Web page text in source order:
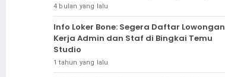
4 bulan yang lalu
Info Loker Bone: Segera Daftar Lowongan
Kerja Admin dan Staf di Bingkai Temu
Studio
1 tahun yang lalu